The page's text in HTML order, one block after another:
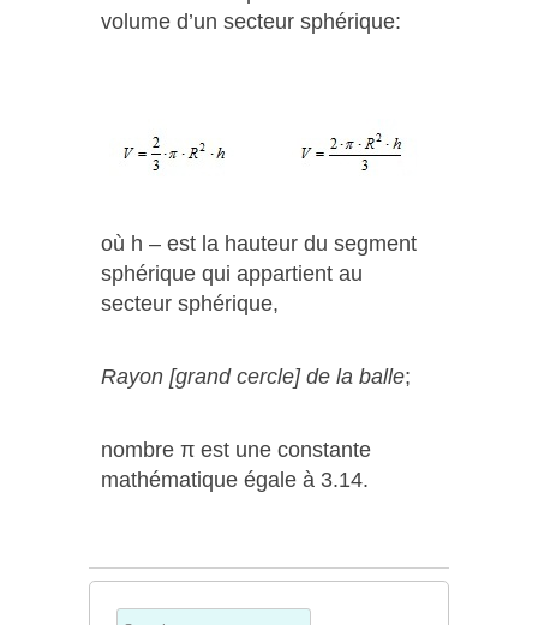
volume d’un secteur sphérique:
où h – est la hauteur du segment
sphérique qui appartient au
secteur sphérique,
Rayon [grand cercle] de la balle;
nombre π est une constante
mathématique égale à 3.14.